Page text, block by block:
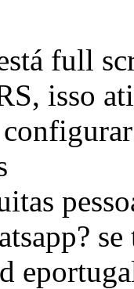
full
isso